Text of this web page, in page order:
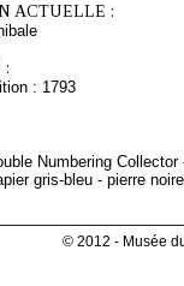
ACTUELLE :
:
: 1793
Numbering
gris-bleu - pierre
© 2012 - Musée